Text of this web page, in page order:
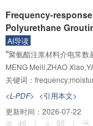
Frequency-
Polyurethane
Dynamic Moisture
AI导读
“聚氨酯注浆材料介电常数
人员利用矢量网络分析仪
合吸水试验构建综合介电
8%，为注浆效果检测提供
MENG Meili,ZHAO
关键词：
<L-PDF> <引用本文>
更新时间： 2026-07-22
46
| 95 |